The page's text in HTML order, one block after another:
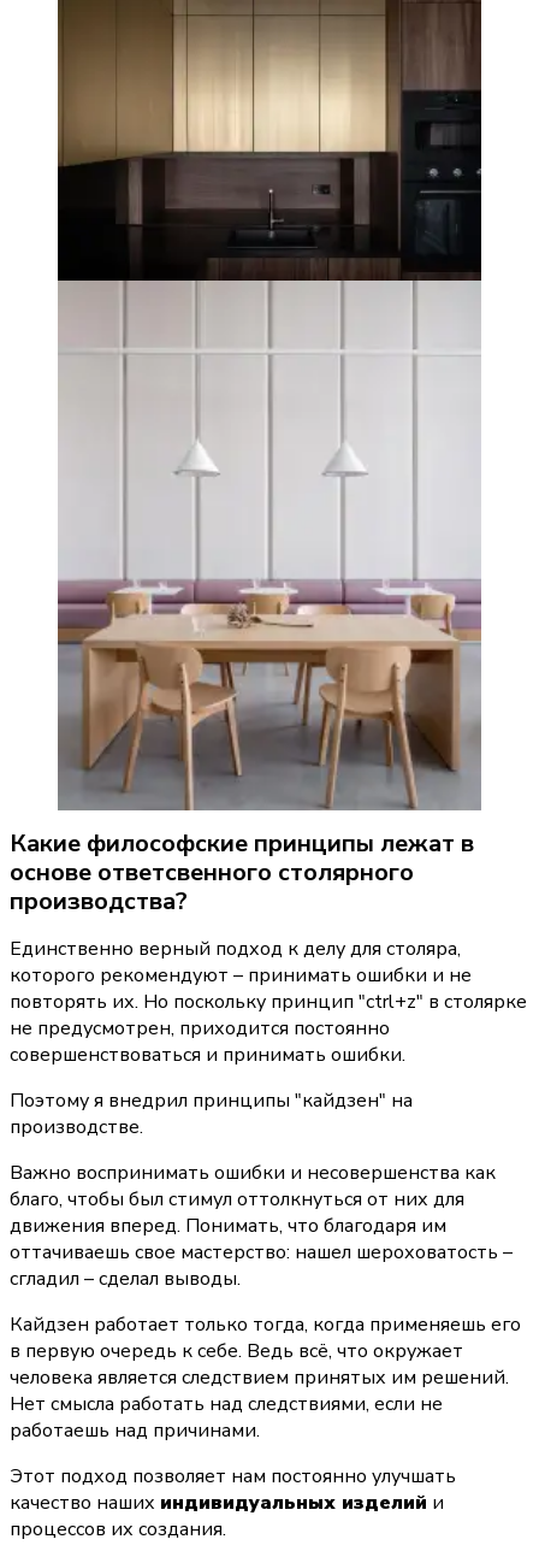
Какие философские принципы лежат в
основе ответсвенного столярного
производства?
Единственно верный подход к делу для столяра,
которого рекомендуют – принимать ошибки и не
повторять их. Но поскольку принцип "ctrl+z" в столярке
не предусмотрен, приходится постоянно
совершенствоваться и принимать ошибки.
Поэтому я внедрил принципы "кайдзен" на
производстве.
Важно воспринимать ошибки и несовершенства как
благо, чтобы был стимул оттолкнуться от них для
движения вперед. Понимать, что благодаря им
оттачиваешь свое мастерство: нашел шероховатость –
сгладил – сделал выводы.
Кайдзен работает только тогда, когда применяешь его
в первую очередь к себе. Ведь всё, что окружает
человека является следствием принятых им решений.
Нет смысла работать над следствиями, если не
работаешь над причинами.
Этот подход позволяет нам постоянно улучшать
качество наших индивидуальных изделий и
процессов их создания.